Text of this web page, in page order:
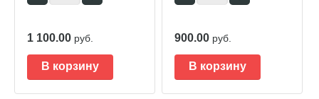
1 100.00 руб.
В корзину
900.00 руб.
В корзину